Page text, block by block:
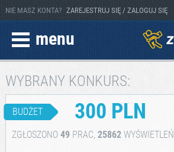
NIE MASZ KONTA? ZAREJESTRUJ SIĘ / ZALOGUJ SIĘ
menu
WYBRANY KONKURS:
BUDŻET 300 PLN
ZGŁOSZONO 49PRAC, 25862WYŚWIETLEŃ